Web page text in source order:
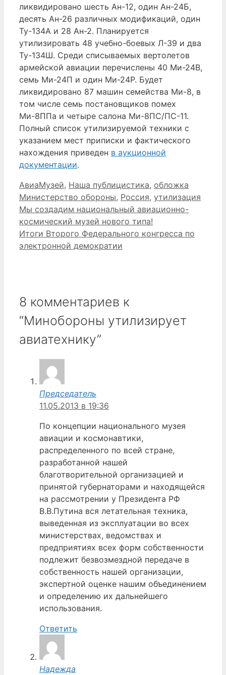
ликвидировано шесть Ан-12, один Ан-24Б,
десять Ан-26 различных модификаций, один
Ту-134А и 28 Ан-2. Планируется
утилизировать 48 учебно-боевых Л-39 и два
Ту-134Ш. Среди списываемых вертолетов
армейской авиации перечислены 40 Ми-24В,
семь Ми-24П и один Ми-24Р. Будет
ликвидировано 87 машин семейства Ми-8, в
том числе семь постановщиков помех
Ми-8ППа и четыре салона Ми-8ПС/ПС-11.
Полный список утилизируемой техники с
указанием мест приписки и фактического
нахождения приведен в аукционной
документации.
Рубрики
АвиаМузей, Наша публицистика, обложка
Министерство обороны, Россия, утилизация
Мы создадим национальный авиационно-
космический музей нового типа!
Итоги Второго Федерального конгресса по
электронной демократии
8 комментариев к
“Минобороны утилизирует
авиатехнику”
Председатель
11.05.2013 в 19:36
По концепции национального музея
авиации и космонавтики,
распределенного по всей стране,
разработанной нашей
благотворительной организацией и
принятой губернаторами и находящейся
на рассмотрении у Президента РФ
В.В.Путина вся летательная техника,
выведенная из эксплуатации во всех
министерствах, ведомствах и
предприятиях всех форм собственности
подлежит безвозмездной передаче в
собственность нашей организации,
экспертной оценке нашим объединением
и определению их дальнейшего
использования.
Ответить
Надежда